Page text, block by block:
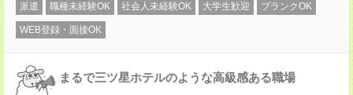
派遣 職種未経験OK 社会人未経験OK 大学生歓迎 ブランクOK
WEB登録・面接OK
まるで三ツ星ホテルのような高級感ある職場